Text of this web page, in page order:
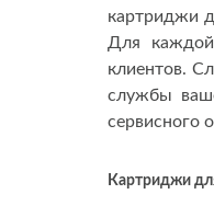
картриджи
Для каждой
клиентов.
службы
сервисного
Картриджи